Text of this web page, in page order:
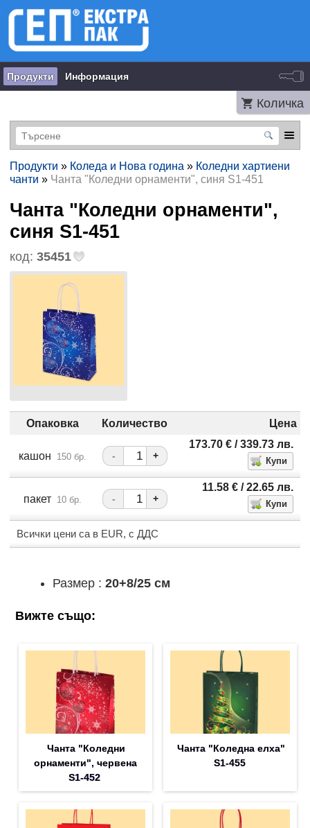
Продукти Информация
Количка
Продукти » Коледа и Нова година » Коледни хартиени
чанти » Чанта "Коледни орнаменти", синя S1-451
Чанта "Коледни орнаменти",
синя S1-451
код: 35451
Опаковка Количество Цена
кашон 150 бр. - +
173.70 €/ 339.73 лв.
пакет 10 бр. - +
11.58 €/ 22.65 лв.
Всички цени са в EUR, с ДДС
Размер : 20+8/25 см
Вижте също:
Чанта "Коледни
орнаменти", червена
S1-452
Чанта "Коледна елха"
S1-455